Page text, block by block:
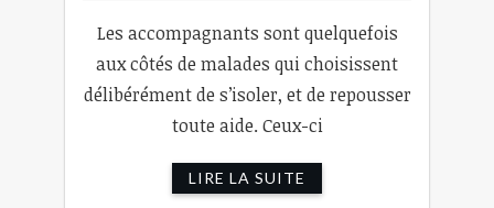
Les accompagnants sont quelquefois
aux côtés de malades qui choisissent
délibérément de s’isoler, et de repousser
toute aide. Ceux-ci
LIRE LA SUITE